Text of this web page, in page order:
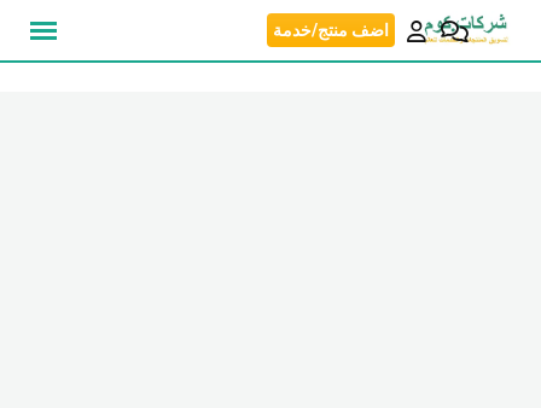
انتقل
اضف منتج/خدمة